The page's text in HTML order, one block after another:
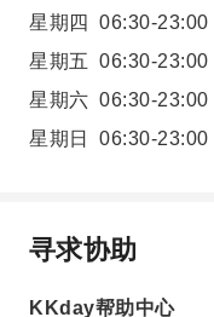
星期四
06:30-23:00
星期五 06:30-23:00
星期六 06:30-23:00
星期日
06:30-23:00
寻求协助
KKday帮助中心